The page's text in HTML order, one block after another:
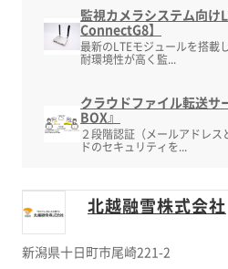
監視カメラシステム向け
ConnectG8】
最新のLTEモジュールを搭載
耐環境性が高く監...
クラウドファイル転送サ
BOX』
２段階認証（メールアドレ
ドのセキュリティを...
北越融雪株式会社
新潟県十日町市尾崎221-2